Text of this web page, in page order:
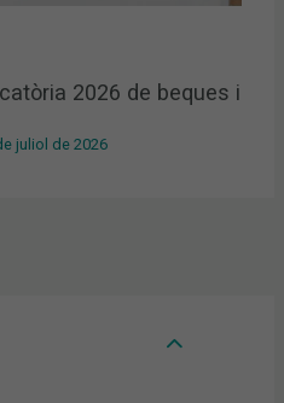
2026 de beques i
juliol de 2026